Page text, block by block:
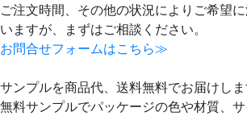
ご注文時間、その他の状況によりご希望
いますが、まずはご相談ください。
お問合せフォームはこちら≫
サンプルを商品代、送料無料でお届けしま
無料サンプルでパッケージの色や材質、サ